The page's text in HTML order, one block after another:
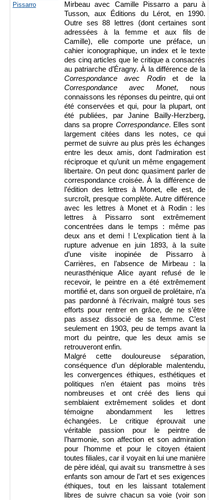
Pissarro
Mirbeau avec Camille Pissarro a paru à
Tusson, aux Éditions du Lérot, en 1990.
Outre ses 88 lettres (dont certaines sont
adressées à la femme et aux fils de
Camille), elle comporte une préface, un
cahier iconographique, un index et le texte
des cinq articles que le critique a consacrés
au patriarche d’Éragny. À la différence de la
Correspondance avec Rodinet de la
Correspondance avec Monet, nous
connaissons les réponses du peintre, qui ont
été conservées et qui, pour la plupart, ont
été publiées, parJanine Bailly-Herzberg,
dans sa propre Correspondance. Elles sont
largement citées dans les notes, ce qui
permet de suivre au plus près les échanges
entre les deux amis, dont l’admiration est
réciproque et qu’unit un même engagement
libertaire. On peut donc quasiment parler de
correspondance croisée. À la différence de
l’édition des lettres à Monet, elle est, de
surcroît, presque complète. Autre différence
avec les lettres à Monet et à Rodin : les
lettres à Pissarro sont extrêmement
concentrées dans le temps : même pas
deux ans et demi ! L’explication tient à la
rupture advenue en juin 1893, à la suite
d’une visite inopinée de Pissarro à
Carrières, en l’absence de Mirbeau : la
neurasthénique Alice ayant refusé de le
recevoir, le peintre en a été extrêmement
mortifié et, dans son orgueil de prolétaire, n’a
pas pardonné à l’écrivain, malgré tous ses
efforts pour rentrer en grâce, de ne s’être
pas assez dissocié de sa femme. C’est
seulement en 1903, peu de temps avant la
mort du peintre, que les deux amis se
retrouveront enfin.
Malgré cette douloureuse séparation,
conséquence d’un déplorable malentendu,
les convergences éthiques, esthétiques et
politiques n’en étaient pas moins très
nombreuses et ont créé des liens qui
semblaient extrêmement solides et dont
témoigne abondamment les lettres
échangées. Le critique éprouvait une
véritable passion pour le peintre de
l’harmonie, son affection et son admiration
pour l’homme et pour le citoyen étaient
toutes filiales, car il voyait en lui une manière
de père idéal, qui avait su transmettre à ses
enfants son amour de l’art et ses exigences
éthiques, tout en les laissant totalement
libres de suivre chacun sa voie (voir son